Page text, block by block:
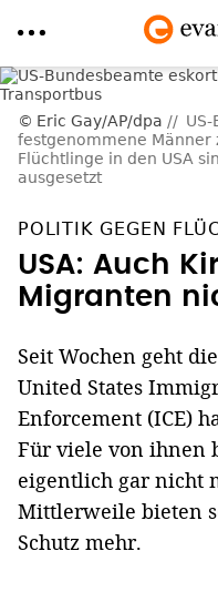
Direkt
zum
Inhalt
Eric Gay/AP/dpa
festgenommene Männer
Flüchtlinge in den USA
ausgesetzt
POLITIK GEGEN
USA: Auch
Migranten
Seit Wochen geht
United States
Enforcement (ICE)
Für viele von ihnen
eigentlich gar nicht
Mittlerweile bieten
Schutz mehr.